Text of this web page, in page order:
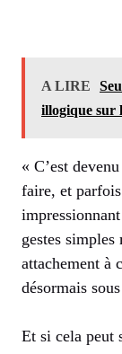
A LIRE
illogique sur
« C’est
faire, et parfois
gestes
attachement à
désormais
Et si cela peut